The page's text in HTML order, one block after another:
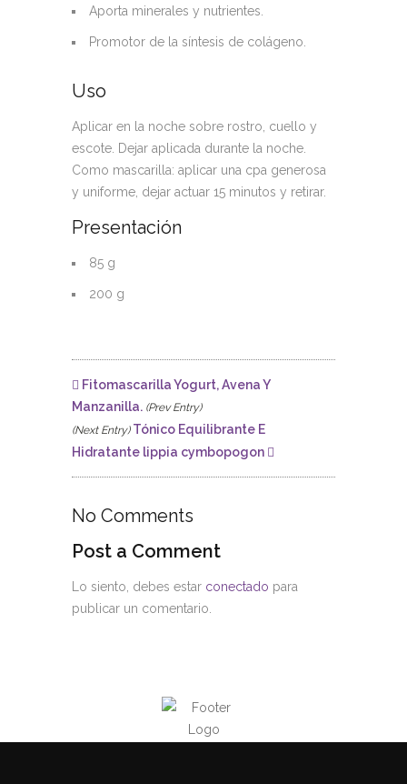
Aporta minerales y nutrientes.
Promotor de la síntesis de colágeno.
Uso
Aplicar en la noche sobre rostro, cuello y
escote. Dejar aplicada durante la noche.
Como mascarilla: aplicar una cpa generosa
y uniforme, dejar actuar 15 minutos y retirar.
Presentación
85 g
200 g
Fitomascarilla Yogurt, Avena Y
Manzanilla. (Prev Entry)
(Next Entry)Tónico Equilibrante E
Hidratante lippia cymbopogon
No Comments
Post a Comment
Lo siento, debes estar conectado para
publicar un comentario.